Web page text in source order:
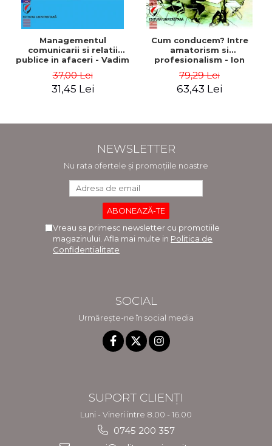
Managementul
comunicarii si relatii
publice in afaceri - Vadim
37,00 Lei
31,45 Lei
Cum conducem? Intre
amatorism si
profesionalism - Ion
79,29 Lei
63,43 Lei
NEWSLETTER
Nu rata ofertele și promoțiile noastre
Vreau sa primesc newsletter cu promotiile
magazinului. Afla mai multe in Politica de
Confidentialitate
SOCIAL
Urmărește-ne în social media
SUPORT CLIENȚI
Luni - Vineri intre 8.00 - 16.00
0745 200 357